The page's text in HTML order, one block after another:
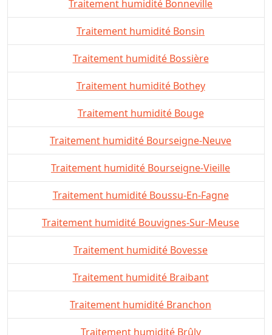
Traitement humidité Bonneville
Traitement humidité Bonsin
Traitement humidité Bossière
Traitement humidité Bothey
Traitement humidité Bouge
Traitement humidité Bourseigne-Neuve
Traitement humidité Bourseigne-Vieille
Traitement humidité Boussu-En-Fagne
Traitement humidité Bouvignes-Sur-Meuse
Traitement humidité Bovesse
Traitement humidité Braibant
Traitement humidité Branchon
Traitement humidité Brûly